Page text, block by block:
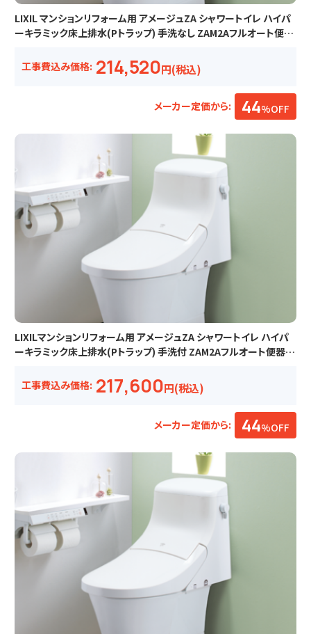
LIXIL マンションリフォーム用 アメージュZA シャワートイレ ハイパ
ーキラミック床上排水(Pトラップ) 手洗なし ZAM2Aフルオート便器
工事費込み価格: 214,520円(税込)
メーカー定価から: 44%OFF
LIXILマンションリフォーム用 アメージュZA シャワートイレ ハイパ
ーキラミック床上排水(Pトラップ) 手洗付 ZAM2Aフルオート便器洗
工事費込み価格: 217,600円(税込)
メーカー定価から: 44%OFF